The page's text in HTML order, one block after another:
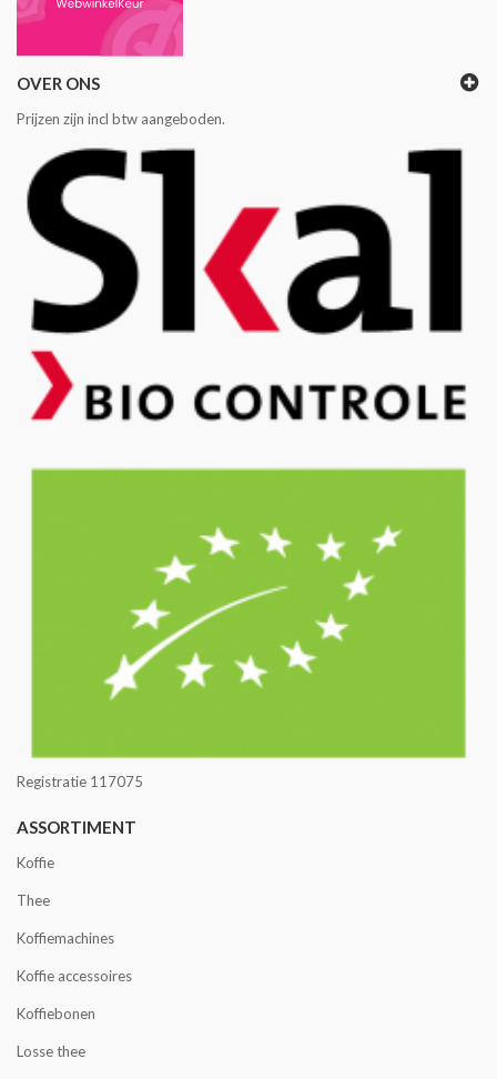
OVER ONS
Prijzen zijn incl btw aangeboden.
Registratie 117075
ASSORTIMENT
Koffie
Thee
Koffiemachines
Koffie accessoires
Koffiebonen
Losse thee